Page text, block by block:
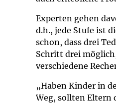
Experten gehen
d.h., jede Stufe ist
schon, dass drei
Schritt drei
verschiedene
„Haben Kinder in
Weg, sollten Eltern